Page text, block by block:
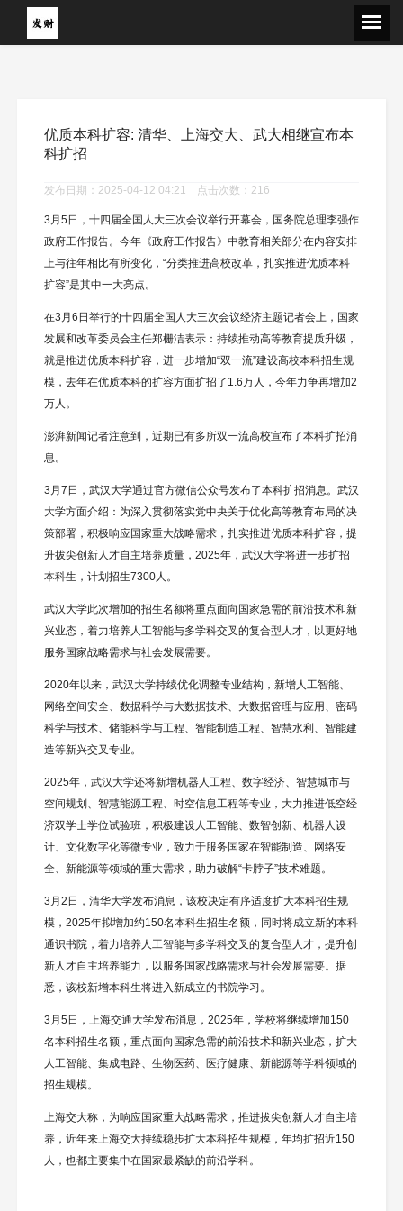
优质本科扩容: 清华、上海交大、武大相继宣布本
科扩招
发布日期：2025-04-12 04:21 点击次数：216
3月5日，十四届全国人大三次会议举行开幕会，国务院总理李强作
政府工作报告。今年《政府工作报告》中教育相关部分在内容安排
上与往年相比有所变化，“分类推进高校改革，扎实推进优质本科
扩容”是其中一大亮点。
在3月6日举行的十四届全国人大三次会议经济主题记者会上，国家
发展和改革委员会主任郑栅洁表示：持续推动高等教育提质升级，
就是推进优质本科扩容，进一步增加“双一流”建设高校本科招生规
模，去年在优质本科的扩容方面扩招了1.6万人，今年力争再增加2
万人。
澎湃新闻记者注意到，近期已有多所双一流高校宣布了本科扩招消
息。
3月7日，武汉大学通过官方微信公众号发布了本科扩招消息。武汉
大学方面介绍：为深入贯彻落实党中央关于优化高等教育布局的决
策部署，积极响应国家重大战略需求，扎实推进优质本科扩容，提
升拔尖创新人才自主培养质量，2025年，武汉大学将进一步扩招
本科生，计划招生7300人。
武汉大学此次增加的招生名额将重点面向国家急需的前沿技术和新
兴业态，着力培养人工智能与多学科交叉的复合型人才，以更好地
服务国家战略需求与社会发展需要。
2020年以来，武汉大学持续优化调整专业结构，新增人工智能、
网络空间安全、数据科学与大数据技术、大数据管理与应用、密码
科学与技术、储能科学与工程、智能制造工程、智慧水利、智能建
造等新兴交叉专业。
2025年，武汉大学还将新增机器人工程、数字经济、智慧城市与
空间规划、智慧能源工程、时空信息工程等专业，大力推进低空经
济双学士学位试验班，积极建设人工智能、数智创新、机器人设
计、文化数字化等微专业，致力于服务国家在智能制造、网络安
全、新能源等领域的重大需求，助力破解“卡脖子”技术难题。
3月2日，清华大学发布消息，该校决定有序适度扩大本科招生规
模，2025年拟增加约150名本科生招生名额，同时将成立新的本科
通识书院，着力培养人工智能与多学科交叉的复合型人才，提升创
新人才自主培养能力，以服务国家战略需求与社会发展需要。据
悉，该校新增本科生将进入新成立的书院学习。
3月5日，上海交通大学发布消息，2025年，学校将继续增加150
名本科招生名额，重点面向国家急需的前沿技术和新兴业态，扩大
人工智能、集成电路、生物医药、医疗健康、新能源等学科领域的
招生规模。
上海交大称，为响应国家重大战略需求，推进拔尖创新人才自主培
养，近年来上海交大持续稳步扩大本科招生规模，年均扩招近150
人，也都主要集中在国家最紧缺的前沿学科。